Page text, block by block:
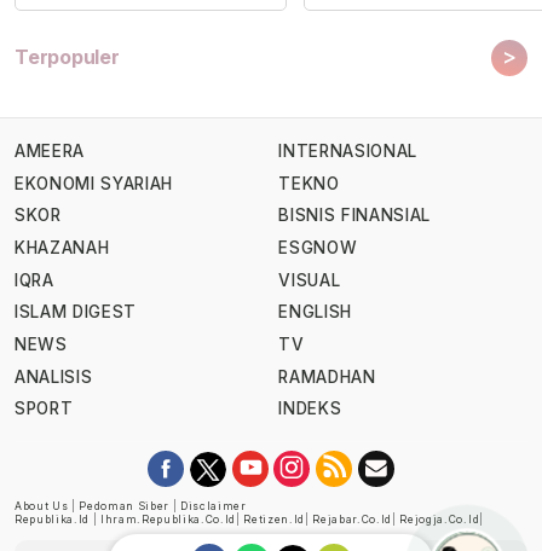
Terpopuler >
AMEERA
EKONOMI SYARIAH
SKOR
KHAZANAH
IQRA
ISLAM DIGEST
NEWS
ANALISIS
SPORT
INTERNASIONAL
TEKNO
BISNIS FINANSIAL
ESGNOW
VISUAL
ENGLISH
TV
RAMADHAN
INDEKS
About Us Pedoman Siber
Disclaimer
Republika.id
Ihram.republika.co.id Retizen.id Rejabar.co.id Rejogja.co.id